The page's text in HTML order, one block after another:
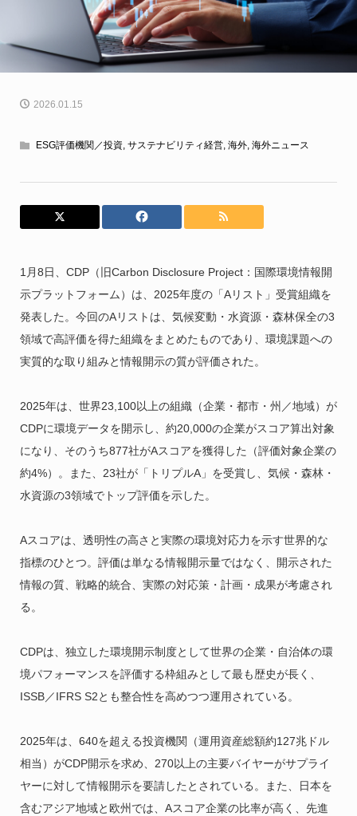
2026.01.15
ESG評価機関／投資, サステナビリティ経営, 海外, 海外ニュース
1月8日、CDP（旧Carbon Disclosure Project：国際環境情報開
示プラットフォーム）は、2025年度の「Aリスト」受賞組織を
発表した。今回のAリストは、気候変動・水資源・森林保全の3
領域で高評価を得た組織をまとめたものであり、環境課題への
実質的な取り組みと情報開示の質が評価された。
2025年は、世界23,100以上の組織（企業・都市・州／地域）が
CDPに環境データを開示し、約20,000の企業がスコア算出対象
になり、そのうち877社がAスコアを獲得した（評価対象企業の
約4%）。また、23社が「トリプルA」を受賞し、気候・森林・
水資源の3領域でトップ評価を示した。
Aスコアは、透明性の高さと実際の環境対応力を示す世界的な
指標のひとつ。評価は単なる情報開示量ではなく、開示された
情報の質、戦略的統合、実際の対応策・計画・成果が考慮され
る。
CDPは、独立した環境開示制度として世界の企業・自治体の環
境パフォーマンスを評価する枠組みとして最も歴史が長く、
ISSB／IFRS S2とも整合性を高めつつ運用されている。
2025年は、640を超える投資機関（運用資産総額約127兆ドル
相当）がCDP開示を求め、270以上の主要バイヤーがサプライ
ヤーに対して情報開示を要請したとされている。また、日本を
含むアジア地域と欧州では、Aスコア企業の比率が高く、先進